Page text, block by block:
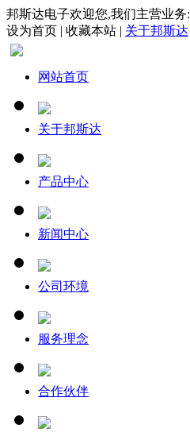
邦斯达电子欢迎您,我们主营业务:
设为首页 | 收藏本站 | 关于邦斯达
网站首页
关于邦斯达
产品中心
新闻中心
公司环境
服务理念
合作伙伴